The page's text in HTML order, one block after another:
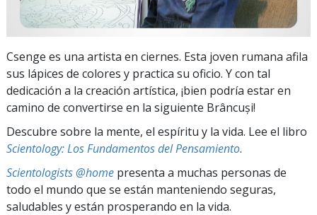
Csenge es una artista en ciernes. Esta joven rumana afila
sus lápices de colores y practica su oficio. Y con tal
dedicación a la creación artística, ¡bien podría estar en
camino de convertirse en la siguiente Brâncuși!
Descubre sobre la mente, el espíritu y la vida. Lee el libro
Scientology: Los Fundamentos del Pensamiento.
Scientologists @home presenta a muchas personas de
todo el mundo que se están manteniendo seguras,
saludables y están prosperando en la vida.